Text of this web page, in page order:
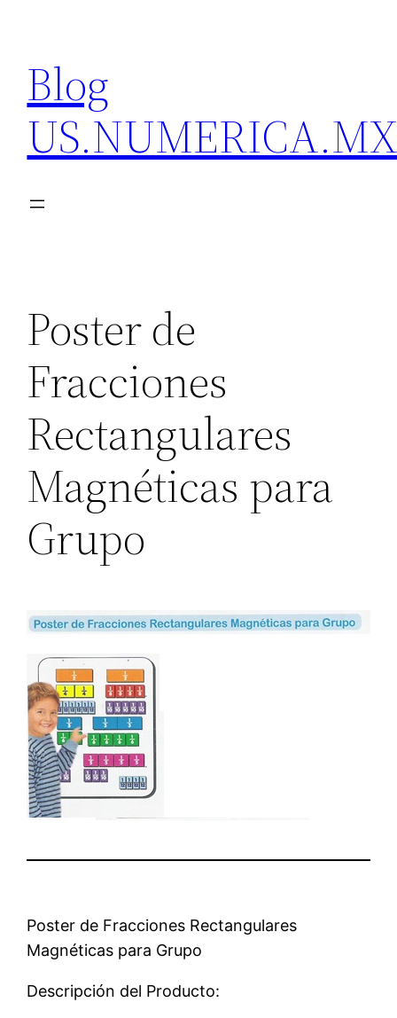
content
Blog
Poster de
Fracciones
Rectangulares
Magnéticas para
Grupo
Poster de Fracciones Rectangulares
Magnéticas para Grupo
Descripción del Producto: